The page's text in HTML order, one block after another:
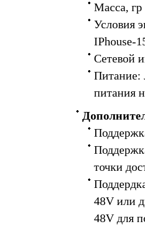
Масса, гр
Условия
IPhouse-
Сетевой
Питание:
питания
точки
48V или
48V для